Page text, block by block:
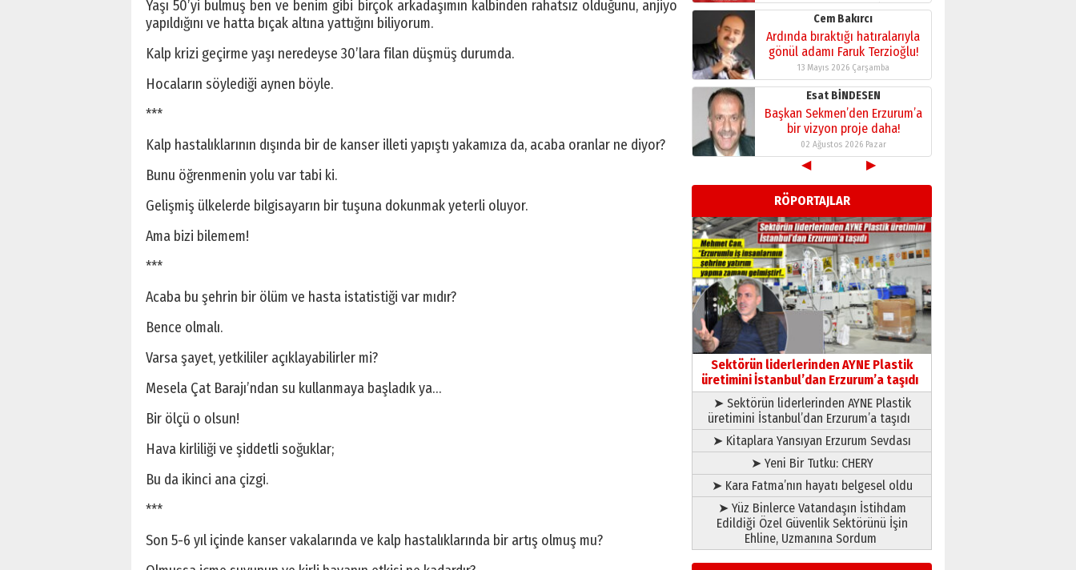
Yaşı 50’yi bulmuş ben ve benim gibi birçok arkadaşımın kalbinden rahatsız olduğunu, anjiyo
yapıldığını ve hatta bıçak altına yattığını biliyorum.
Kalp krizi geçirme yaşı neredeyse 30’lara filan düşmüş durumda.
Hocaların söylediği aynen böyle.
***
Kalp hastalıklarının dışında bir de kanser illeti yapıştı yakamıza da, acaba oranlar ne diyor?
Bunu öğrenmenin yolu var tabi ki.
Gelişmiş ülkelerde bilgisayarın bir tuşuna dokunmak yeterli oluyor.
Ama bizi bilemem!
***
Acaba bu şehrin bir ölüm ve hasta istatistiği var mıdır?
Bence olmalı.
Varsa şayet, yetkililer açıklayabilirler mi?
Mesela Çat Barajı’ndan su kullanmaya başladık ya…
Bir ölçü o olsun!
Hava kirliliği ve şiddetli soğuklar;
Bu da ikinci ana çizgi.
***
Son 5-6 yıl içinde kanser vakalarında ve kalp hastalıklarında bir artış olmuş mu?
26 Mart 2026 Perşembe
Cem Bakırcı
Ardında bıraktığı hatıralarıyla
gönül adamı Faruk Terzioğlu!
13 Mayıs 2026 Çarşamba
Esat BİNDESEN
Başkan Sekmen’den Erzurum’a
bir vizyon proje daha!
02 Ağustos 2026 Pazar
Kadir SABUNCUOĞLU
Erzurumspor’un köşe taşları
29 Haziran 2026 Pazartesi
Kenan GÜLERCİ
Murat Şahsuvaroğlu ERKON’da
çıtayı yukarı taşırken,
yönetimdekiler aşağı
çekmemeli!
17 Şubat 2026 SalıOrhan BOZKURT
Bir fotoğraf, bir şehir, bir
gazeteci… Dizginler kimin
elinde?
31 Mart 2026 Salı
A. Berhan Yılmaz
BİR BÖLÜM DEĞİL, BİR ÖMÜR
SEÇİYORSUNUZ… “NEDEN
ATATÜRK ÜNİVERSİTESİ?”
28 Temmuz 2026 Salı
Ahmet Gökhan YAZICI
Ahmed Yesevi’den bir
Alperen… ”Reisimiz” idi…
Hakka yürüdü.!
26 Mart 2026 Perşembe
◀ ▶
RÖPORTAJLAR
Sektörün liderlerinden AYNE Plastik
üretimini İstanbul’dan Erzurum’a taşıdı
➤ Sektörün liderlerinden AYNE Plastik
üretimini İstanbul’dan Erzurum’a taşıdı
➤ Kitaplara Yansıyan Erzurum Sevdası
➤ Yeni Bir Tutku: CHERY
➤ Kara Fatma’nın hayatı belgesel oldu
➤ Yüz Binlerce Vatandaşın İstihdam
Edildiği Özel Güvenlik Sektörünü İşin
Ehline, Uzmanına Sordum